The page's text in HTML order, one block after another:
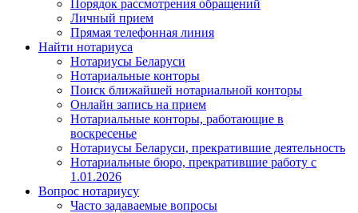
Порядок рассмотрения обращений
Личный прием
Прямая телефонная линия
Найти нотариуса
Нотариусы Беларуси
Нотариальные конторы
Поиск ближайшей нотариальной конторы
Онлайн запись на прием
Нотариальные конторы, работающие в
воскресенье
Нотариусы Беларуси, прекратившие деятельность
Нотариальные бюро, прекратившие работу с
1.01.2026
Вопрос нотариусу
Часто задаваемые вопросы